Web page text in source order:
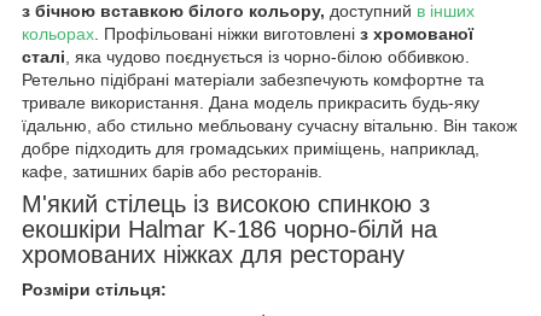
з бічною вставкою білого кольору, доступний в інших
кольорах. Профільовані ніжки виготовлені з хромованої
сталі, яка чудово поєднується із чорно-білою оббивкою.
Ретельно підібрані матеріали забезпечують комфортне та
тривале використання. Дана модель прикрасить будь-яку
їдальню, або стильно мебльовану сучасну вітальню. Він також
добре підходить для громадських приміщень, наприклад,
кафе, затишних барів або ресторанів.
М'який стілець із високою спинкою з
екошкіри Halmar K-186 чорно-білй на
хромованих ніжках для ресторану
Розміри стільця: